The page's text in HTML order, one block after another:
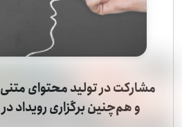
مشارکت در تولید محتوای
و هم‌چنین برگزاری رویداد